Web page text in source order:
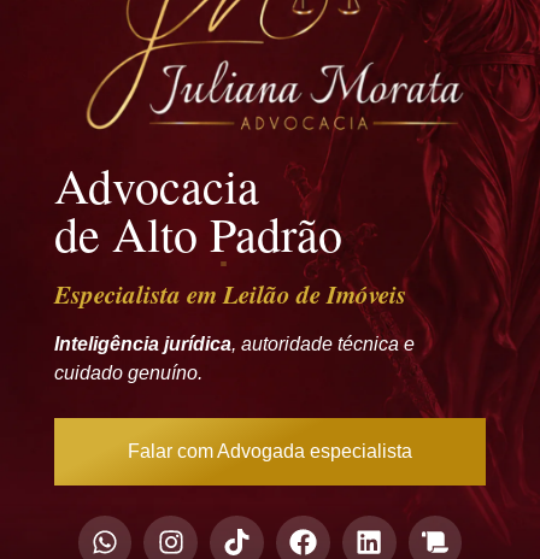
Advocacia
de Alto Padrão
Especialista em Leilão de Imóveis
Inteligência jurídica, autoridade técnica e
cuidado genuíno.
Falar com Advogada especialista